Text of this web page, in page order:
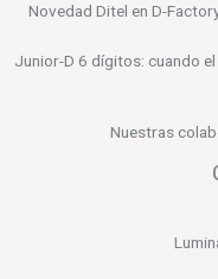
Novedad Ditel en D-
Junior-D 6 dígitos: cuando
Nuestras